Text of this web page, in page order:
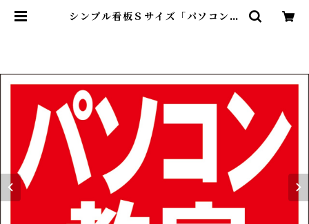
シンプル看板Ｓサイズ「パソコン教